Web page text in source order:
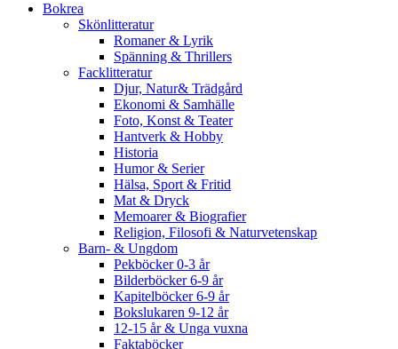
Bokrea
Skönlitteratur
Romaner & Lyrik
Spänning & Thrillers
Facklitteratur
Djur, Natur& Trädgård
Ekonomi & Samhälle
Foto, Konst & Teater
Hantverk & Hobby
Historia
Humor & Serier
Hälsa, Sport & Fritid
Mat & Dryck
Memoarer & Biografier
Religion, Filosofi & Naturvetenskap
Barn- & Ungdom
Pekböcker 0-3 år
Bilderböcker 6-9 år
Kapitelböcker 6-9 år
Bokslukaren 9-12 år
12-15 år & Unga vuxna
Faktaböcker